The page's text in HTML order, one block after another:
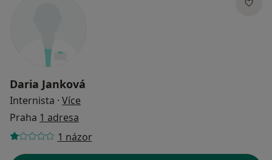
Daria Janková
Internista · Více
Praha 1 adresa
1 názor